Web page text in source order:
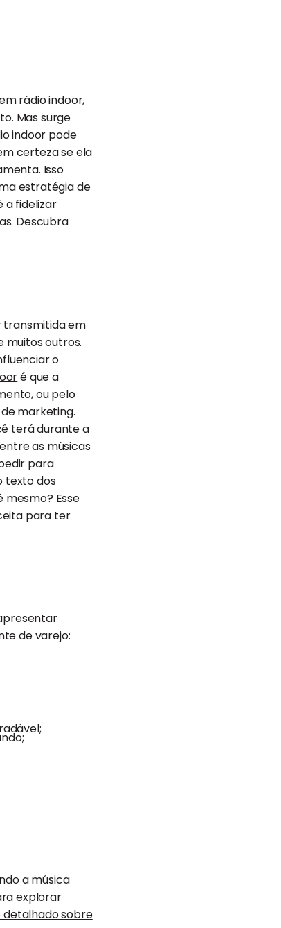
rádio indoor,
Mas surge
indoor pode
certeza se ela
Isso
estratégia de
a fidelizar
Descubra
transmitida em
muitos outros.
o
é que a
ou pelo
marketing.
terá durante a
as músicas
para
texto dos
Esse
para ter
de varejo:
a música
explorar
detalhado sobre